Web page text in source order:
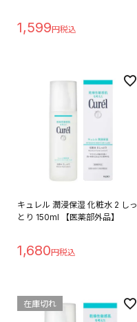
1,599
キュレル 潤浸保湿 化粧水 2 しっ
とり 150ml 【医薬部外品】
1,680
在庫切れ